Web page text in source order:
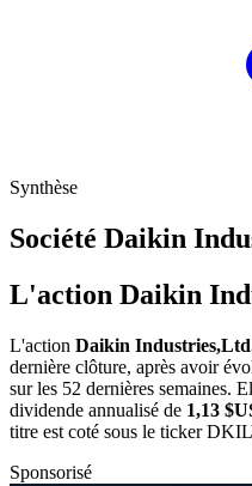
Synthèse
Société Daikin
L'action Daikin
L'action Daikin
dernière clôture, après avoir
sur les 52 dernières semaines.
dividende annualisé de 1,13
titre est coté sous le ticker
Sponsorisé